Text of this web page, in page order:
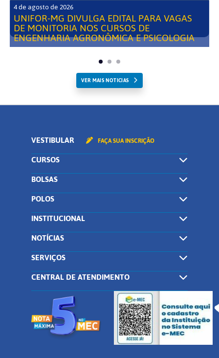
4 de agosto de 2026
UNIFOR-MG DIVULGA EDITAL PARA VAGAS
DE MONITORIA NOS CURSOS DE
ENGENHARIA AGRONÔMICA E PSICOLOGIA
VER MAIS NOTICIAS
VESTIBULAR FAÇA SUA INSCRIÇÃO
CURSOS
BOLSAS
POLOS
INSTITUCIONAL
NOTÍCIAS
SERVIÇOS
CENTRAL DE ATENDIMENTO